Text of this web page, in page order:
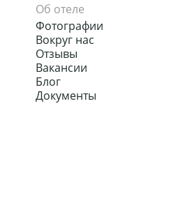
Об отеле
Фотографии
Вокруг нас
Отзывы
Вакансии
Блог
Документы